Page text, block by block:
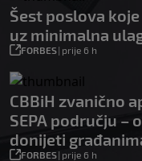
Šest poslova
uz minimalna
FORBES| prije 6 h
CBBiH zvanično
SEPA području –
donijeti
FORBES| prije 6 h